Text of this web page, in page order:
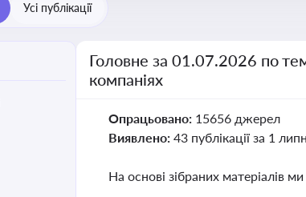
Усі публікації
Головне за 01.07.2026 по
компаніях
Опрацьовано: 15656 джерел
Виявлено: 43 публікації за 1
На основі зібраних матеріалів